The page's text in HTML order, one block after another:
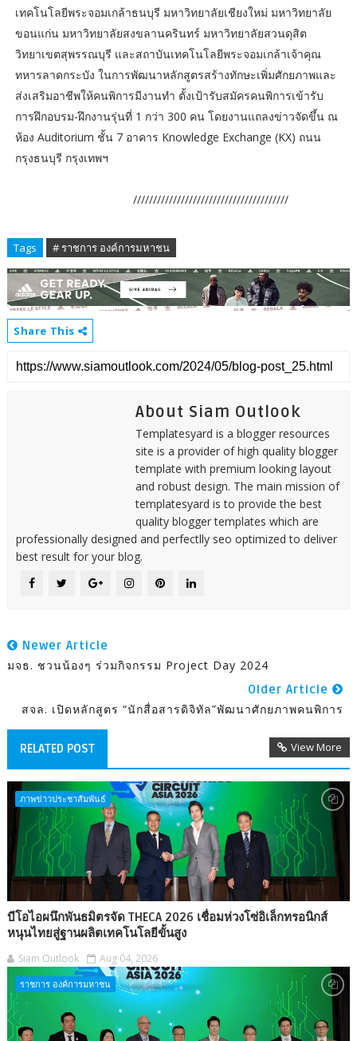
เทคโนโลยีพระจอมเกล้าธนบุรี มหาวิทยาลัยเชียงใหม่ มหาวิทยาลัย
ขอนแก่น มหาวิทยาลัยสงขลานครินทร์ มหาวิทยาลัยสวนดุสิต
วิทยาเขตสุพรรณบุรี และสถาบันเทคโนโลยีพระจอมเกล้าเจ้าคุณ
ทหารลาดกระบัง ในการพัฒนาหลักสูตรสร้างทักษะเพิ่มศักยภาพและ
ส่งเสริมอาชีพให้คนพิการมีงานทำ ตั้งเป้ารับสมัครคนพิการเข้ารับ
การฝึกอบรม-ฝึกงานรุ่นที่ 1 กว่า 300 คน โดยงานแถลงข่าวจัดขึ้น ณ
ห้อง Auditorium ชั้น 7 อาคาร Knowledge Exchange (KX) ถนน
กรุงธนบุรี กรุงเทพฯ
///////////////////////////////////////
Tags # ราชการ องค์การมหาชน
Share This
About Siam Outlook
Templatesyard is a blogger resources
site is a provider of high quality blogger
template with premium looking layout
and robust design. The main mission of
templatesyard is to provide the best
quality blogger templates which are
professionally designed and perfectlly seo optimized to deliver
best result for your blog.
Newer Article
มจธ. ชวนน้องๆ ร่วมกิจกรรม Project Day 2024
Older Article
สจล. เปิดหลักสูตร “นักสื่อสารดิจิทัล”พัฒนาศักยภาพคนพิการ
RELATED POST View More
ภาพข่าวประชาสัมพันธ์
บีโอไอผนึกพันธมิตรจัด THECA 2026 เชื่อมห่วงโซ่อิเล็กทรอนิกส์
หนุนไทยสู่ฐานผลิตเทคโนโลยีขั้นสูง
Siam Outlook Aug 04, 2026
ราชการ องค์การมหาชน